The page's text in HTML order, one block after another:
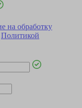
на обработку
Политикой